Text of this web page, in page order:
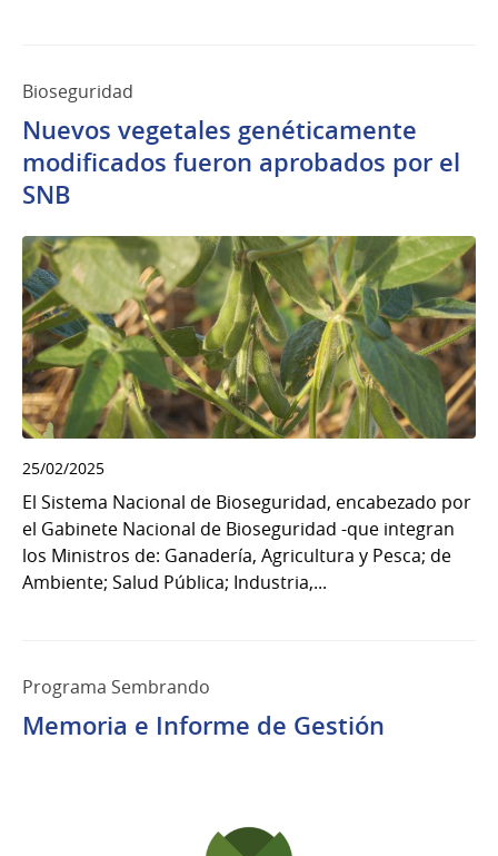
Bioseguridad
Nuevos vegetales genéticamente
modificados fueron aprobados por el
SNB
25/02/2025
El Sistema Nacional de Bioseguridad, encabezado por
el Gabinete Nacional de Bioseguridad -que integran
los Ministros de: Ganadería, Agricultura y Pesca; de
Ambiente; Salud Pública; Industria,...
Programa Sembrando
Memoria e Informe de Gestión